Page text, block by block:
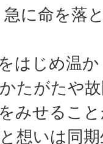
に命を落
はじめ温
たがたや
みせるこ
想いは同